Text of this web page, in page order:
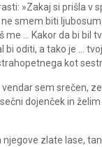
»Zakaj si prišla v
smem biti
me … Kakor da bi bil
bi oditi, a tako je …
kot
sem srečen,
dojenček in
njegove zlate lase,